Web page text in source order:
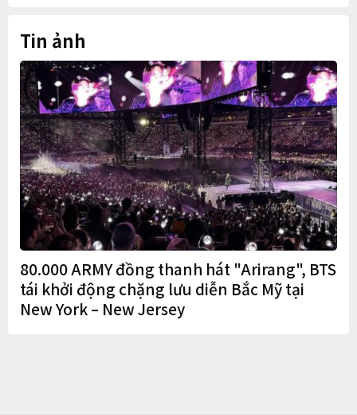
hơn"
Tin ảnh
80.000 ARMY đồng thanh hát "Arirang", BTS
tái khởi động chặng lưu diễn Bắc Mỹ tại
New York – New Jersey